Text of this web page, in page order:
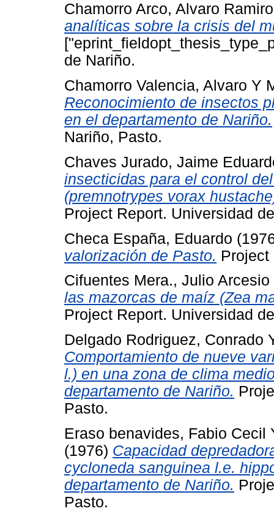
Chamorro Arco, Alvaro Ramiro
analíticas sobre la crisis del
de Nariño.
Chamorro Valencia, Alvaro Y
Reconocimiento de insectos
en el departamento de Nariño.
Nariño, Pasto.
Chaves Jurado, Jaime
insecticidas para el control
(premnotrypes vorax
Project Report. Universidad
Checa España, Eduardo
valorización de Pasto. Project
Cifuentes Mera., Julio Arcesio
las mazorcas de maíz (Zea
Project Report. Universidad
Delgado Rodriguez, Conrado
Comportamiento de nueve
l.) en una zona de clima
departamento de Nariño.
Pasto.
Eraso benavides, Fabio Cecil
(1976) Capacidad
cycloneda sanguinea l.e.
departamento de Nariño.
Pasto.